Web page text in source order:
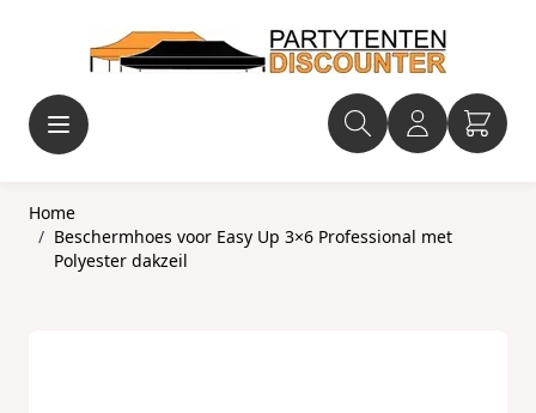
Home
/ Beschermhoes voor Easy Up 3×6 Professional met
Polyester dakzeil